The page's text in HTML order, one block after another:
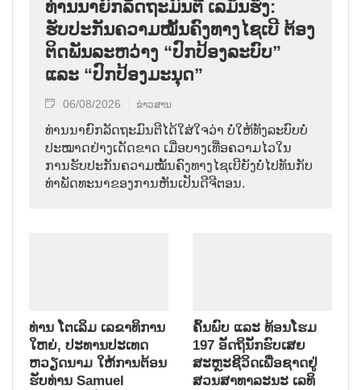
ທ່ານນາຍົກລັດຖະມົນຕີ ເລມິນຮຶງ:
ຮັບປະກັນຄວາມໝັ້ນຄົງທາງໄຊເບີ ຕ້ອງ
ຕິດພັນລະຫວ່າງ “ປົກປ້ອງລະບົບ”
ແລະ “ປົກປ້ອງມະນຸດ”
06/08/2026 ຂ່າວສານ
ທ່ານນາຍົກລັດຖະມົນຕີໄດ້ໃສ່ໃຈວ່າ ບໍ່ໃຫ້ທັງລະບົບບໍ່
ປະໝາດຢ່າງເດັດຂາດ ເມື່ອບາງເທື່ອຄວາມໄວໃນ
ການຮັບປະກັນຄວາມໝັ້ນຄົງທາງໄຊເບີຍັງບໍ່ໄປທັນກັບ
ທ່າພັດທະນາຂອງການຫັນເປັນດີຈີຕອນ.
ທ່ານ ໂຕ​ເລິມ ເລ​ຂາ​ທິ​ການ​
ໃຫຍ່, ປະ​ທານ​ປະ​ເທດ ​
ຫວຽດ​ນາມ ໃຫ້​ການ​ຕ້ອນ​
ຮັບ​ທ່ານ Samuel
ຄົ້ນ​ພົບ ແລະ ທ້ອນ​ໂຮມ
197 ອັດ​ຖິ​ນັກ​ຮົບ​ເສຍ​
ສະຫຼະ​ຊີ​ວິດ​ເພື່ອ​ຊາດ​ຢູ່​
ສວນ​ສາ​ທາ​ລະ​ນະ ເລ​ທິ​